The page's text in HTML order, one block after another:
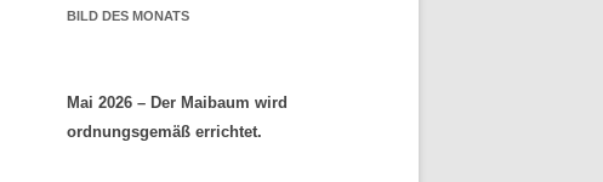
BILD DES MONATS
Mai 2026 – Der Maibaum wird
ordnungsgemäß errichtet.